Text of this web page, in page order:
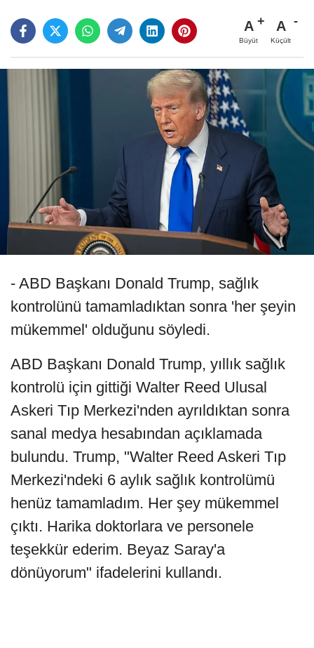
A
Büyüt
A
Küçült
- ABD Başkanı Donald Trump, sağlık
kontrolünü tamamladıktan sonra 'her şeyin
mükemmel' olduğunu söyledi.
ABD Başkanı Donald Trump, yıllık sağlık
kontrolü için gittiği Walter Reed Ulusal
Askeri Tıp Merkezi'nden ayrıldıktan sonra
sanal medya hesabından açıklamada
bulundu. Trump, "Walter Reed Askeri Tıp
Merkezi'ndeki 6 aylık sağlık kontrolümü
henüz tamamladım. Her şey mükemmel
çıktı. Harika doktorlara ve personele
teşekkür ederim. Beyaz Saray'a
dönüyorum" ifadelerini kullandı.